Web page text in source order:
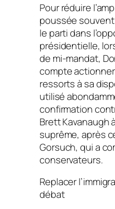
Pour réduire
poussée
le parti dans
présidentielle,
de mi-mandat,
compte
ressorts à sa
utilisé
confirmation
Brett Kavanaugh
suprême, après
Gorsuch, qui a
conservateurs.
Replacer
débat